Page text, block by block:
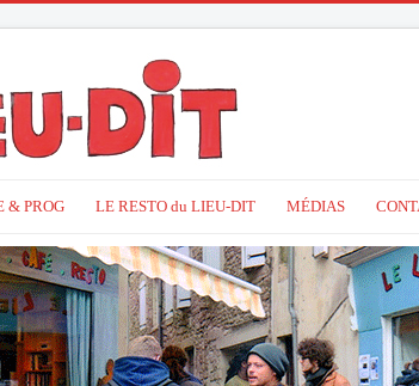
& PROG LE RESTO du LIEU-DIT MÉDIAS